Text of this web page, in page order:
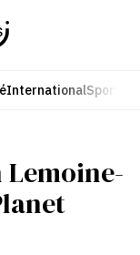
InternationalSport